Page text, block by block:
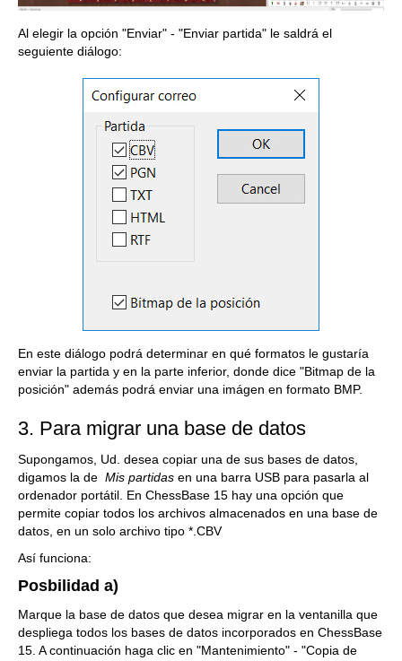
Al elegir la opción "Enviar" - "Enviar partida" le saldrá el
seguiente diálogo:
En este diálogo podrá determinar en qué formatos le gustaría
enviar la partida y en la parte inferior, donde dice "Bitmap de la
posición" además podrá enviar una imágen en formato BMP.
3. Para migrar una base de datos
Supongamos, Ud. desea copiar una de sus bases de datos,
digamos la de Mis partidas en una barra USB para pasarla al
ordenador portátil. En ChessBase 15 hay una opción que
permite copiar todos los archivos almacenados en una base de
datos, en un solo archivo tipo *.CBV
Así funciona:
Posbilidad a)
Marque la base de datos que desea migrar en la ventanilla que
despliega todos los bases de datos incorporados en ChessBase
15. A continuación haga clic en "Mantenimiento" - "Copia de